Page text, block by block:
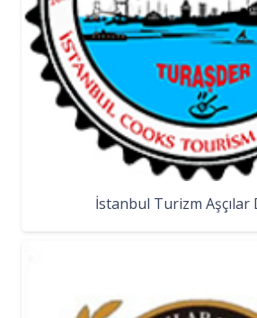
İstanbul Turizm Aşçılar